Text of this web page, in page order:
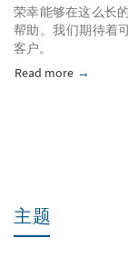
荣幸能够在这么长
帮助。我们期待着
客户。
Read more about
主题